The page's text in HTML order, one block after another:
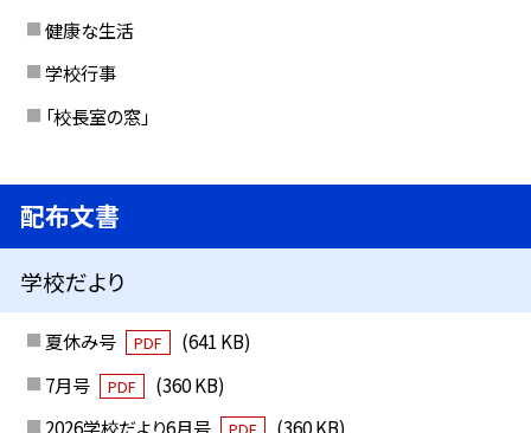
健康な生活
学校行事
「校長室の窓」
配布文書
学校だより
夏休み号 PDF
(641 KB)
7月号
PDF
(360 KB)
2026学校だより6月号
(360 KB)